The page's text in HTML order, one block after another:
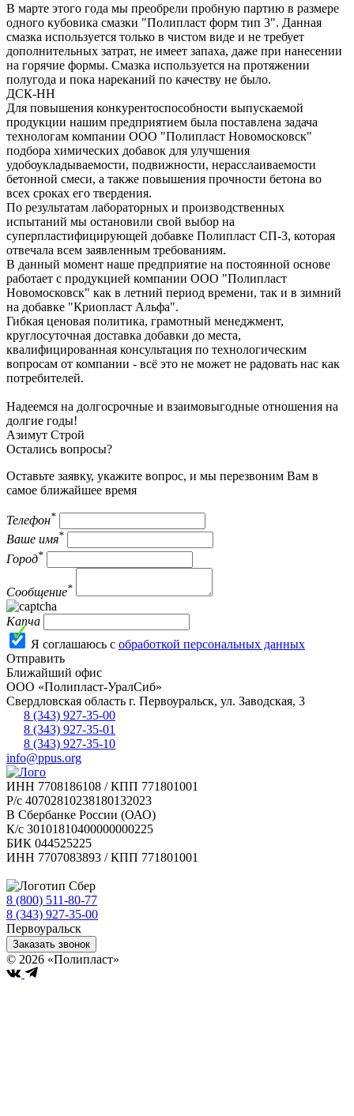
В марте этого года мы преобрели пробную партию в размере
одного кубовика смазки "Полипласт форм тип 3". Данная
смазка используется только в чистом виде и не требует
дополнительных затрат, не имеет запаха, даже при нанесении
на горячие формы. Смазка используется на протяжении
полугода и пока нареканий по качеству не было.
ДСК-НН
Для повышения конкурентоспособности выпускаемой
продукции нашим предприятием была поставлена задача
технологам компании ООО "Полипласт Новомосковск"
подбора химических добавок для улучшения
удобоукладываемости, подвижности, нерасслаиваемости
бетонной смеси, а также повышения прочности бетона во
всех сроках его твердения.
По результатам лабораторных и производственных
испытаний мы остановили свой выбор на
суперпластифицирующей добавке Полипласт СП-3, которая
отвечала всем заявленным требованиям.
В данный момент наше предприятие на постоянной основе
работает с продукцией компании ООО "Полипласт
Новомосковск" как в летний период времени, так и в зимний
на добавке "Криопласт Альфа".
Гибкая ценовая политика, грамотный менеджмент,
круглосуточная доставка добавки до места,
квалифицированная консультация по технологическим
вопросам от компании - всё это не может не радовать нас как
потребителей.
Надеемся на долгосрочные и взаимовыгодные отношения на
долгие годы!
Азимут Строй
Остались вопросы?
Оставьте заявку, укажите вопрос, и мы перезвоним Вам в
самое ближайшее время
Телефон*
Ваше имя*
Город*
Сообщение*
Капча
Я соглашаюсь с обработкой персональных данных
Отправить
Ближайший офис
ООО «Полипласт-УралСиб»
Свердловская область г. Первоуральск, ул. Заводская, 3
8 (343) 927-35-00
8 (343) 927-35-01
8 (343) 927-35-10
info@ppus.org
ИНН 7708186108 / КПП 771801001
Р/с 40702810238180132023
В Сбербанке России (ОАО)
К/с 30101810400000000225
БИК 044525225
ИНН 7707083893 / КПП 771801001
8 (800) 511-80-77
8 (343) 927-35-00
Первоуральск
Заказать звонок
© 2026 «Полипласт»